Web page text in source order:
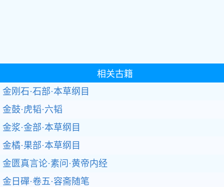
相关古籍
金刚石·石部·本草纲目
金鼓·虎韬·六韬
金浆·金部·本草纲目
金橘·果部·本草纲目
金匮真言论·素问·黄帝内经
金日磾·卷五·容斋随笔